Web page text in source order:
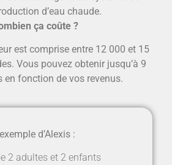
d’eau chaude.
ça coûte ?
est comprise entre 12 000 et 15
Vous pouvez obtenir jusqu’à 9
en fonction de vos revenus.
d’Alexis :
2 adultes et 2 enfants